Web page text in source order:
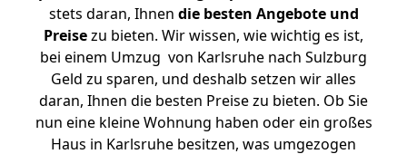
stets daran, Ihnen die besten Angebote und
Preisezu bieten. Wir wissen, wie wichtig es ist,
bei einem Umzug von Karlsruhe nach Sulzburg
Geld zu sparen, und deshalb setzen wir alles
daran, Ihnen die besten Preise zu bieten. Ob Sie
nun eine kleine Wohnung haben oder ein großes
Haus in Karlsruhe besitzen, was umgezogen